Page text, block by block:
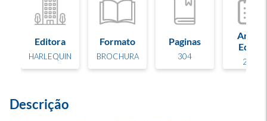
Editora
HARLEQUIN
Formato
BROCHURA
Paginas
304
Ano de
Edição
2026
Descrição